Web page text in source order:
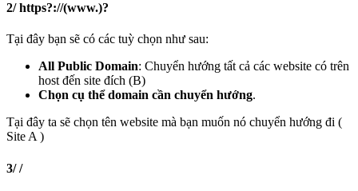
2/ https?://(www.)?
Tại đây bạn sẽ có các tuỳ chọn như sau:
All Public Domain: Chuyển hướng tất cả các website có trên
host đến site đích (B)
Chọn cụ thể domain cần chuyển hướng.
Tại đây ta sẽ chọn tên website mà bạn muốn nó chuyển hướng đi (
Site A )
3/ /